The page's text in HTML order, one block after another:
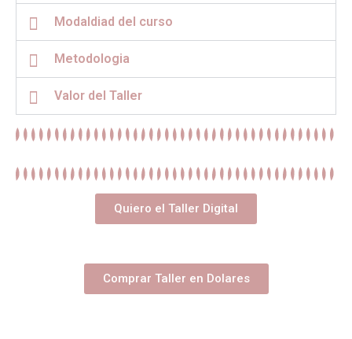
Modaldiad del curso
Metodologia
Valor del Taller
Quiero el Taller Digital
Comprar Taller en Dolares